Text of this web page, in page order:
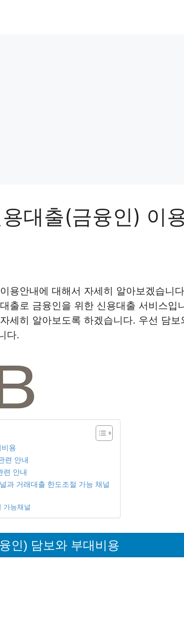
대출(금융인) 이
용안내에 대해서 자세히 알아보겠습니
출로 금융인을 위한 신용대출 서비스입
세히 알아보도록 하겠습니다. 우선 담보
다.
용
련 안내
련 안내
과 거래대출 한도조절 가능 채널
가능채널
인) 담보와 부대비용